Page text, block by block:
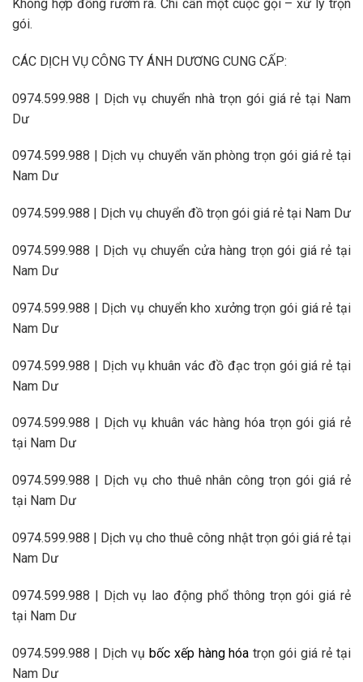
Không hợp đồng rườm rà. Chỉ cần một cuộc gọi – xử lý trọn
gói.
CÁC DỊCH VỤ CÔNG TY ÁNH DƯƠNG CUNG CẤP:
0974.599.988 | Dịch vụ chuyển nhà trọn gói giá rẻ tại Nam
Dư
0974.599.988 | Dịch vụ chuyển văn phòng trọn gói giá rẻ tại
Nam Dư
0974.599.988 | Dịch vụ chuyển đồ trọn gói giá rẻ tại Nam Dư
0974.599.988 | Dịch vụ chuyển cửa hàng trọn gói giá rẻ tại
Nam Dư
0974.599.988 | Dịch vụ chuyển kho xưởng trọn gói giá rẻ tại
Nam Dư
0974.599.988 | Dịch vụ khuân vác đồ đạc trọn gói giá rẻ tại
Nam Dư
0974.599.988 | Dịch vụ khuân vác hàng hóa trọn gói giá rẻ
tại Nam Dư
0974.599.988 | Dịch vụ cho thuê nhân công trọn gói giá rẻ
tại Nam Dư
0974.599.988 | Dịch vụ cho thuê công nhật trọn gói giá rẻ tại
Nam Dư
0974.599.988 | Dịch vụ lao động phổ thông trọn gói giá rẻ
tại Nam Dư
0974.599.988 | Dịch vụ bốc xếp hàng hóa trọn gói giá rẻ tại
Nam Dư